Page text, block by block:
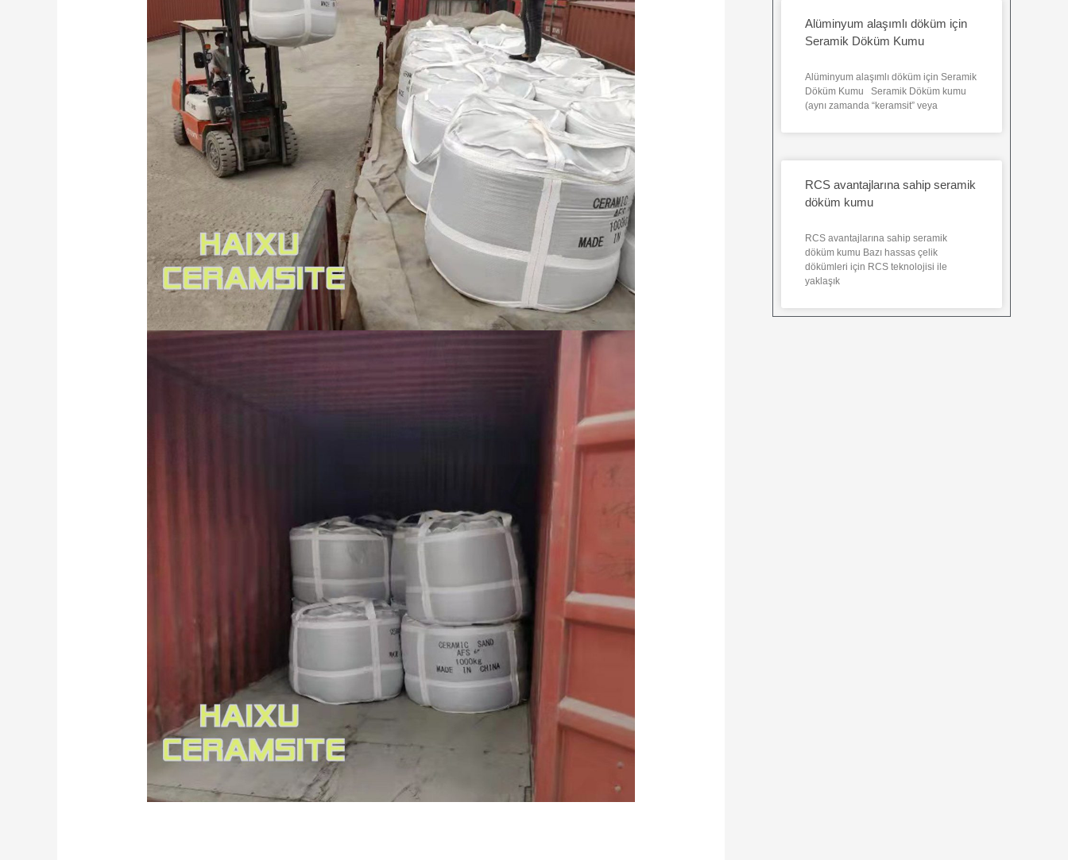
Alüminyum alaşımlı döküm için
Seramik Döküm Kumu
Alüminyum alaşımlı döküm için Seramik
Döküm Kumu Seramik Döküm kumu
(aynı zamanda “keramsit” veya
RCS avantajlarına sahip seramik
döküm kumu
RCS avantajlarına sahip seramik
döküm kumu Bazı hassas çelik
dökümleri için RCS teknolojisi ile
yaklaşık